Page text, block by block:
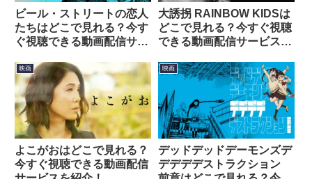
ビール・ストリートの恋人
たちはどこで見れる？今す
ぐ視聴できる動画配信サー
大誘拐 RAINBOW KIDSは
どこで見れる？今すぐ視聴
できる動画配信サービスを
映画
よこがおはどこで見れる？
今すぐ視聴できる動画配信
映画
デッドデッドデーモンズデ
デデデデストラクション